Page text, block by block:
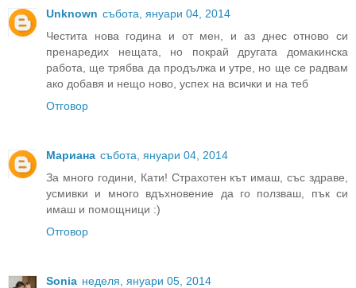
Unknown събота, януари 04, 2014
Честита нова година и от мен, и аз днес отново си
пренаредих нещата, но покрай другата домакинска
работа, ще трябва да продължа и утре, но ще се радвам
ако добавя и нещо ново, успех на всички и на теб
Отговор
Мариана събота, януари 04, 2014
За много години, Кати! Страхотен кът имаш, със здраве,
усмивки и много вдъхновение да го ползваш, пък си
имаш и помощници :)
Отговор
Sоnia неделя, януари 05, 2014